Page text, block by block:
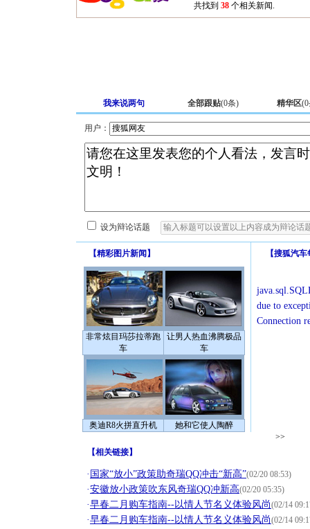
共找到 38 个相关新闻.
我来说两句 全部跟贴(0条) 精华区(0
用户：
设为辩论话题
【精彩图片新闻 】
非常炫目玛莎拉蒂跑
车
让男人热血沸腾极品
车
奥迪R8火拼直升机 她和它使人陶醉
【搜狐汽车
due to
Connection
>>
【相关链接】
· 国家“放小”政策助奇瑞QQ冲击“新高”(02/20 08:53)
·安徽放小政策吹东风奇瑞QQ冲新高(02/20 05:35)
·早春二月购车指南--以情人节名义体验风尚(02/14
·早春二月购车指南--以情人节名义体验风尚(02/14